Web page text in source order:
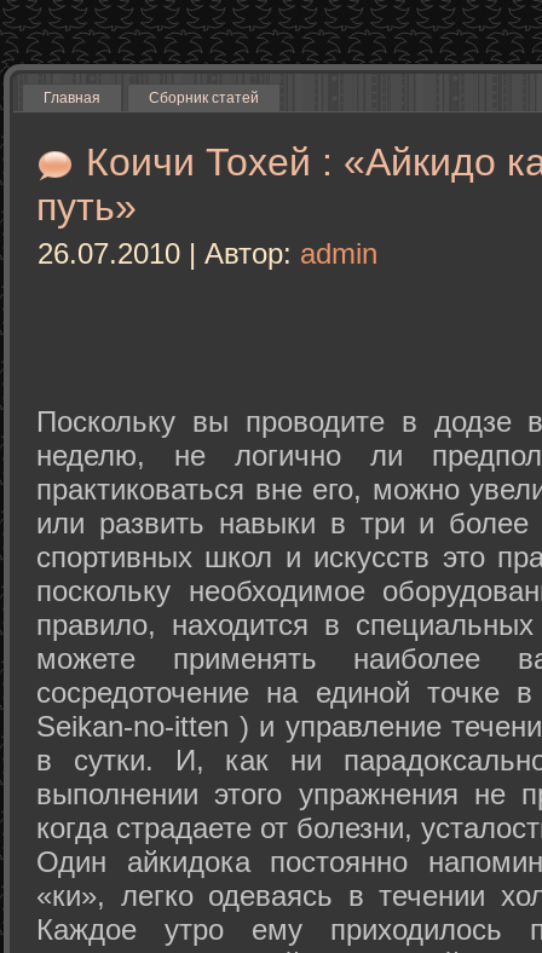
Главная Сборник статей
Коичи Тохей : «Айкидо
путь»
26.07.2010 | Автор: admin
Поскольку вы проводите в додзе
неделю, не логично ли
практиковаться вне его, можно
или развить навыки в три и
спортивных школ и искусств это
поскольку необходимое
правило, находится в
можете применять наиболее
сосредоточение на единой точке
Seikan-­no-­itten ) и управление
в сутки. И, как ни
выполнении этого упражнения не
когда страдаете от болезни,
Один айкидока постоянно
«ки», легко одеваясь в течении
Каждое утро ему приходилось